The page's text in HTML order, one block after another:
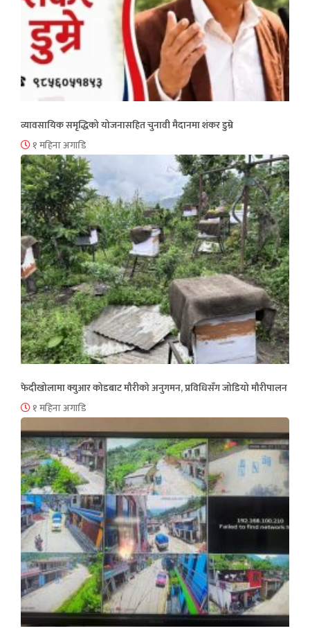
व्यावसायिक समृद्धिको योजनासहित चुनावी मैदानमा शंकर डुम्रे
१ महिना अगाडि
फेदीखोलामा क्युआर कोडबाट मौरीको अनुगमन, प्रविधिसँग जोडियो मौरीपालन
१ महिना अगाडि